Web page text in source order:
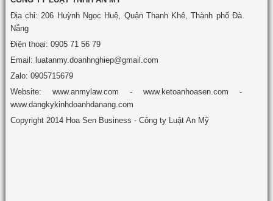
Địa chỉ: 206 Huỳnh Ngọc Huệ, Quận Thanh Khê, Thành phố Đà
Nẵng
Điện thoại: 0905 71 56 79
Email: luatanmy.doanhnghiep@gmail.com
Zalo: 0905715679
Website: www.anmylaw.com - www.ketoanhoasen.com -
www.dangkykinhdoanhdanang.com
Copyright 2014 Hoa Sen Business - Công ty Luật An Mỹ